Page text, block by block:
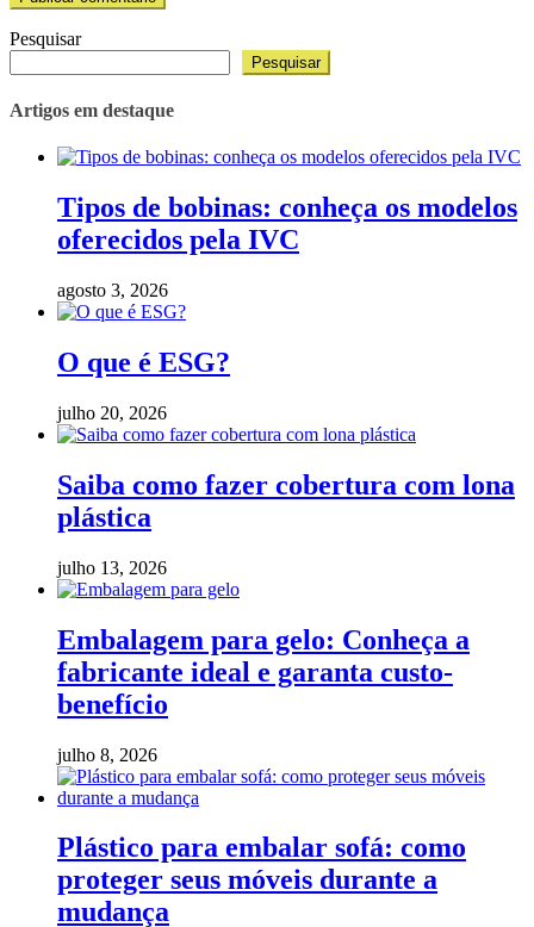
Pesquisar
Pesquisar
Artigos em destaque
Tipos de bobinas: conheça os modelos
oferecidos pela IVC
agosto 3, 2026
O que é ESG?
julho 20, 2026
Saiba como fazer cobertura com lona
plástica
julho 13, 2026
Embalagem para gelo: Conheça a
fabricante ideal e garanta custo-
benefício
julho 8, 2026
Plástico para embalar sofá: como
proteger seus móveis durante a
mudança